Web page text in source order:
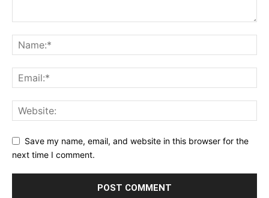
Save my name, email, and website in this browser for the
next time I comment.